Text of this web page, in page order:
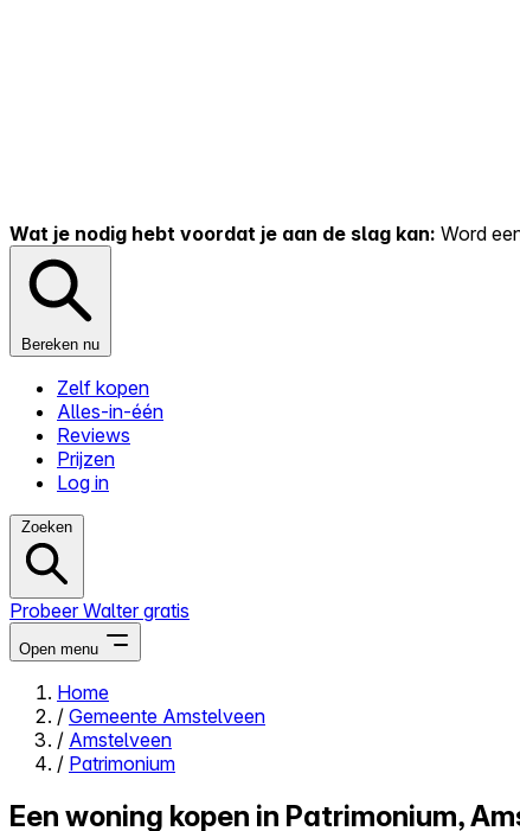
Wat je nodig hebt voordat je aan de slag kan: Word
Bereken nu
Zelf kopen
Alles-in-één
Reviews
Prijzen
Log in
Zoeken
Probeer Walter gratis
Open menu
Close menu
Home
/ Gemeente Amstelveen
/ Amstelveen
/ Patrimonium
Een woning kopen in Patrimonium,